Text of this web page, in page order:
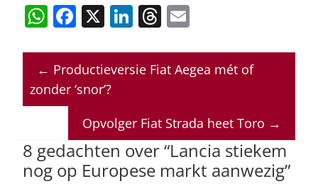
W
at
s
A
p
F
c
e
o
o
k
X Li
k
e
n
T
re
a
s
ai
l
← Productieversie Fiat Aegea mét of
zonder ‘snor’?
Opvolger Fiat Strada heet Toro →
8 gedachten over “Lancia stiekem
nog op Europese markt aanwezig”